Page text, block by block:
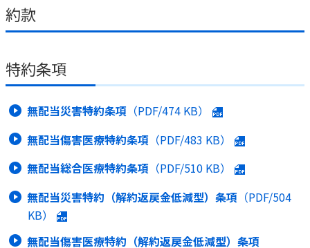
約款
特約条項
無配当災害特約条項 （PDF/474 KB）
無配当傷害医療特約条項 （PDF/483 KB）
無配当総合医療特約条項 （PDF/510 KB）
無配当災害特約（解約返戻金低減型）条項 （PDF/504
KB）
無配当傷害医療特約（解約返戻金低減型）条項